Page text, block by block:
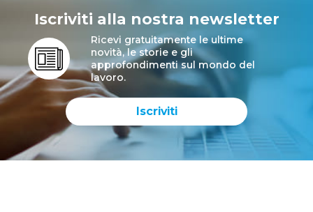
Iscriviti alla nostra newsletter
Ricevi gratuitamente le ultime
novità, le storie e gli
approfondimenti sul mondo del
lavoro.
Iscriviti